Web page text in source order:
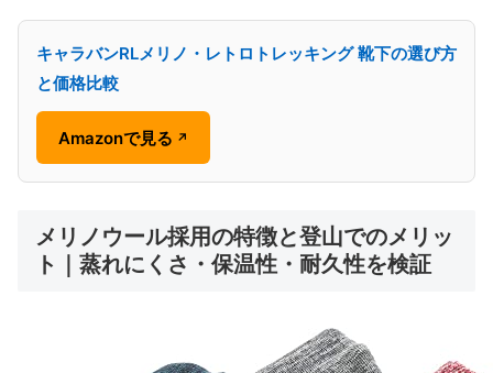
キャラバンRLメリノ・レトロトレッキング 靴下の選び方
と価格比較
Amazonで見る ↗
メリノウール採用の特徴と登山でのメリッ
ト｜蒸れにくさ・保温性・耐久性を検証